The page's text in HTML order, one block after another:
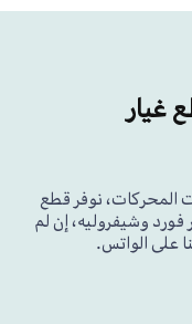
غيار
المحركات، نوفر قطع
وشيفروليه، إن لم
على الواتس.